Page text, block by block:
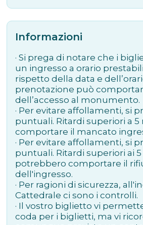
Informazioni
· Si prega di notare che i
un ingresso a orario
rispetto della data e
prenotazione può
dell’accesso al monumento.
· Per evitare affollamenti, si
puntuali. Ritardi superiori a
comportare il mancato
· Per evitare affollamenti, si
puntuali. Ritardi superiori ai
potrebbero comportare il
dell'ingresso.
· Per ragioni di sicurezza,
Cattedrale ci sono i controlli.
· Il vostro biglietto vi
coda per i biglietti, ma vi